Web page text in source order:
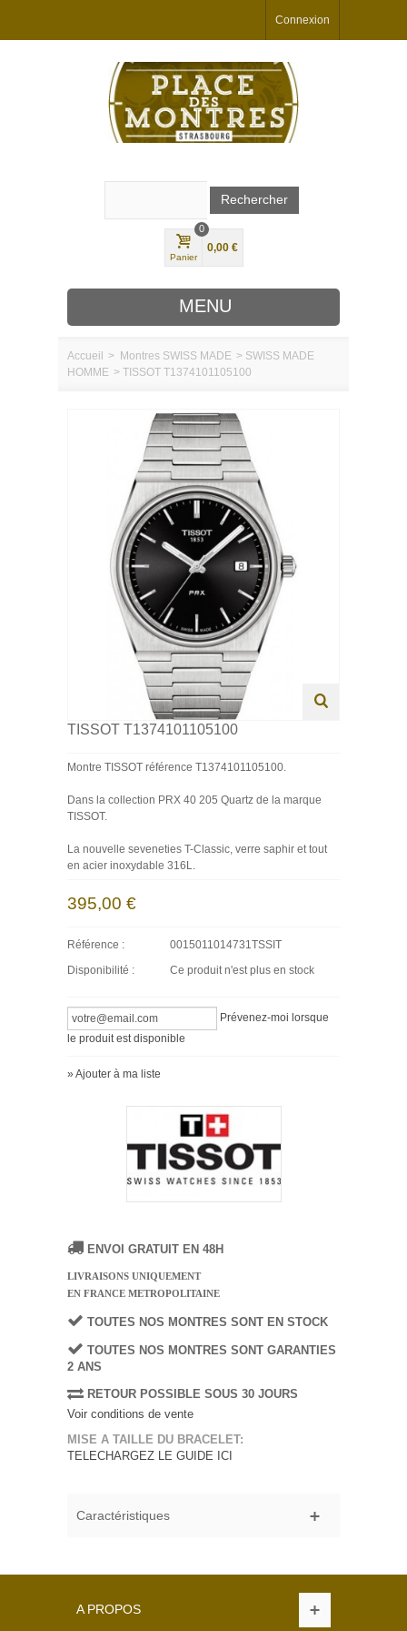
Connexion
Panier
0
0,00 €
MENU
MARQUES
SWISS MADE
PROMOTIONS
Accueil > Montres SWISS MADE > SWISS MADE
HOMME > TISSOT T1374101105100
TISSOT T1374101105100
Montre TISSOT référence T1374101105100.
Dans la collection PRX 40 205 Quartz de la marque
TISSOT.
La nouvelle seveneties T-Classic, verre saphir et tout
en acier inoxydable 316L.
395,00 €
Référence :
0015011014731TSSIT
Disponibilité :
Ce produit n'est plus en stock
Prévenez-moi lorsque
le produit est disponible
» Ajouter à ma liste
ENVOI GRATUIT EN 48H
LIVRAISONS UNIQUEMENT
EN FRANCE METROPOLITAINE
TOUTES NOS MONTRES SONT EN STOCK
TOUTES NOS MONTRES SONT GARANTIES
2 ANS
RETOUR POSSIBLE SOUS 30 JOURS
Voir conditions de vente
MISE A TAILLE DU BRACELET:
TELECHARGEZ LE GUIDE ICI
Caractéristiques
A PROPOS